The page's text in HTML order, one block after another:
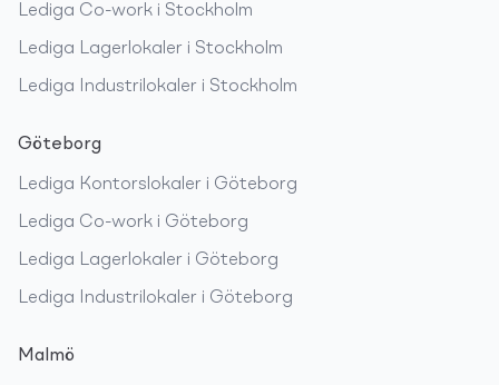
Lediga Co-work i Stockholm
Lediga Lagerlokaler i Stockholm
Lediga Industrilokaler i Stockholm
Göteborg
Lediga Kontorslokaler i Göteborg
Lediga Co-work i Göteborg
Lediga Lagerlokaler i Göteborg
Lediga Industrilokaler i Göteborg
Malmö